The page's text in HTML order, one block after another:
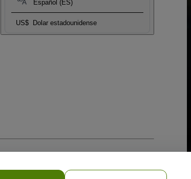
Español (ES)
US$ Dolar estadounidense
Privacidad para Móviles